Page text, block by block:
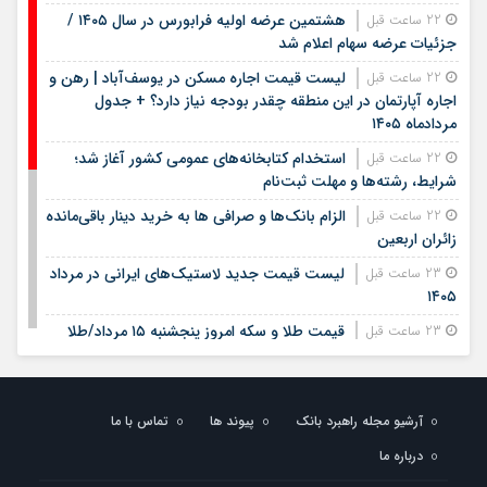
هشتمین عرضه اولیه فرابورس در سال ۱۴۰۵ /
جزئیات عرضه سهام اعلام شد
لیست قیمت اجاره مسکن در یوسف‌آباد | رهن و
اجاره آپارتمان در این منطقه چقدر بودجه نیاز دارد؟ + جدول
مردادماه ۱۴۰۵
استخدام کتابخانه‌های عمومی کشور آغاز شد؛
شرایط، رشته‌ها و مهلت ثبت‌نام
الزام بانک‌ها و صرافی ها به خرید دینار باقی‌مانده
زائران اربعین
لیست قیمت جدید لاستیک‌های ایرانی در مرداد
۱۴۰۵
قیمت طلا و سکه امروز پنجشنبه ۱۵ مرداد/طلا
چقدر جهش کرد؟/ جدول قیمت ها
خطراتی در انتظار شماست؟
هوشمند در خریدهای حضوری
آرشیو مجله راهبرد بانک پیوند ها
تماس با ما
درباره ما